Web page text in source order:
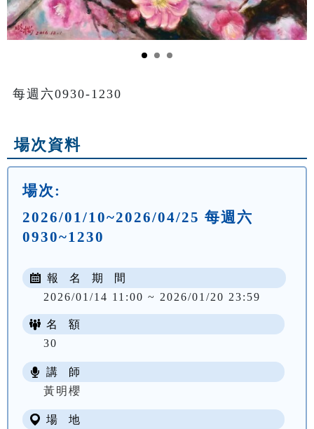
每週六0930-1230
場次資料
場次:
2026/01/10~2026/04/25 每週六
0930~1230
報 名 期 間
2026/01/14 11:00 ~ 2026/01/20 23:59
名 額
30
講 師
黃明櫻
場 地